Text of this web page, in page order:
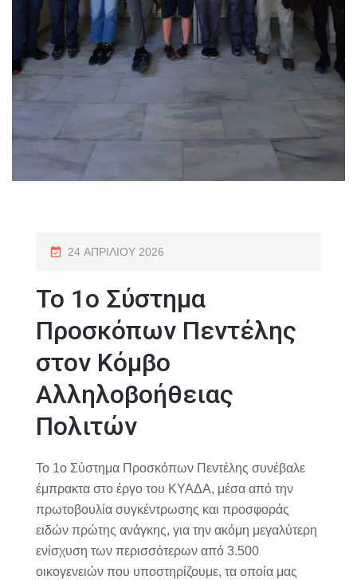
24 ΑΠΡΙΛΊΟΥ 2026
Το 1ο Σύστημα
Προσκόπων Πεντέλης
στον Κόμβο
Αλληλοβοήθειας
Πολιτών
Το 1ο Σύστημα Προσκόπων Πεντέλης συνέβαλε
έμπρακτα στο έργο του ΚΥΑΔΑ, μέσα από την
πρωτοβουλία συγκέντρωσης και προσφοράς
ειδών πρώτης ανάγκης, για την ακόμη μεγαλύτερη
ενίσχυση των περισσότερων από 3.500
οικογενειών που υποστηρίζουμε, τα οποία μας